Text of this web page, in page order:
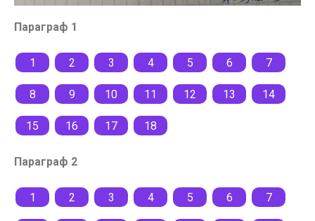
Параграф 1
1 2 3 4 5 6 7
8 9 10 11 12 13 14
15 16 17 18
Параграф 2
1 2 3 4 5 6 7